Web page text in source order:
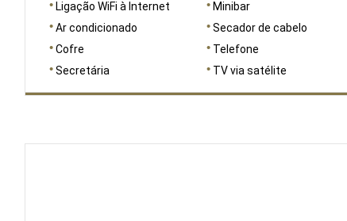
Ligação WiFi à Internet
Ar condicionado
Cofre
Secretária
Minibar
Secador de cabelo
Telefone
TV via satélite